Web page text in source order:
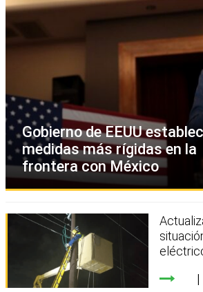
Gobierno de EEUU
medidas más rígidas en la
frontera con México